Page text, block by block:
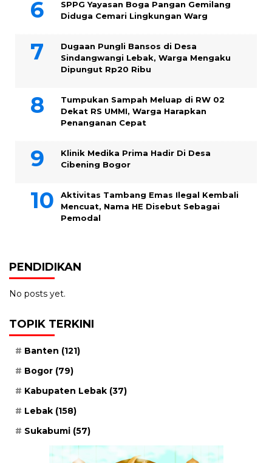
SPPG Yayasan Boga Pangan Gemilang
Diduga Cemari Lingkungan Warg
Dugaan Pungli Bansos di Desa
Sindangwangi Lebak, Warga Mengaku
Dipungut Rp20 Ribu
Tumpukan Sampah Meluap di RW 02
Dekat RS UMMI, Warga Harapkan
Penanganan Cepat
Klinik Medika Prima Hadir Di Desa
Cibening Bogor
Aktivitas Tambang Emas Ilegal Kembali
Mencuat, Nama HE Disebut Sebagai
Pemodal
PENDIDIKAN
No posts yet.
TOPIK TERKINI
Banten (121)
Bogor (79)
Kabupaten Lebak (37)
Lebak (158)
Sukabumi (57)